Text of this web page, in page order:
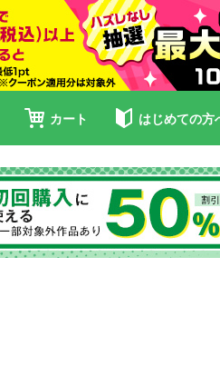
カート はじめての方